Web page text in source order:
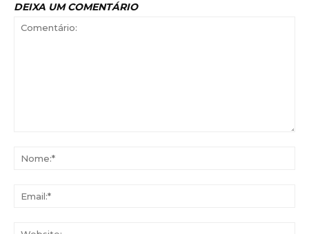
DEIXA UM COMENTÁRIO